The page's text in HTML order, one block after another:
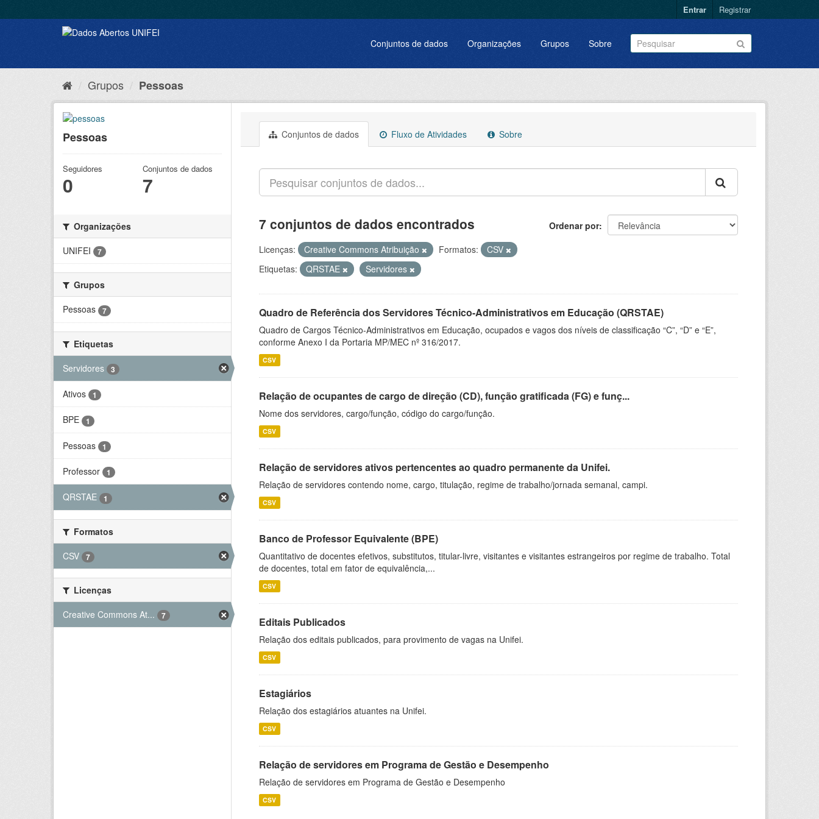
Entrar Registrar
Conjuntos de dados Organizações Grupos Sobre
Grupos Pessoas
Pessoas
Seguidores
0
Conjuntos de dados
7
Organizações
UNIFEI
7
Grupos
Pessoas
7
Etiquetas
Servidores
3
Ativos 1
BPE 1
Pessoas 1
Professor 1
QRSTAE 1
Formatos
CSV
7
Licenças
Creative Commons At...
7
Conjuntos de dados Fluxo de Atividades Sobre
Ordenar por
7 conjuntos de dados encontrados
Licenças: Creative Commons Atribuição Formatos:
CSV
Etiquetas:
QRSTAE Servidores
Quadro de Referência dos Servidores Técnico-Administrativos em Educação (QRSTAE)
Quadro de Cargos Técnico-Administrativos em Educação, ocupados e vagos dos níveis de classificação “C”, “D” e “E”,
conforme Anexo I da Portaria MP/MEC nº 316/2017.
CSV
Relação de ocupantes de cargo de direção (CD), função gratificada (FG) e funç...
Nome dos servidores, cargo/função, código do cargo/função.
CSV
Relação de servidores ativos pertencentes ao quadro permanente da Unifei.
Relação de servidores contendo nome, cargo, titulação, regime de trabalho/jornada semanal, campi.
CSV
Banco de Professor Equivalente (BPE)
Quantitativo de docentes efetivos, substitutos, titular-livre, visitantes e visitantes estrangeiros por regime de trabalho. Total
de docentes, total em fator de equivalência,...
CSV
Editais Publicados
Relação dos editais publicados, para provimento de vagas na Unifei.
CSV
Estagiários
Relação dos estagiários atuantes na Unifei.
CSV
Relação de servidores em Programa de Gestão e Desempenho
Relação de servidores em Programa de Gestão e Desempenho
CSV